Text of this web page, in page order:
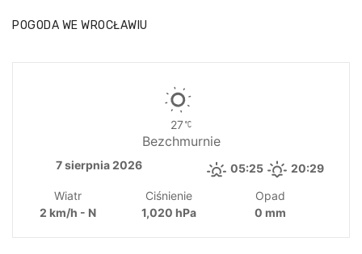
POGODA WE WROCŁAWIU
27
Bezchmurnie
7 sierpnia 2026 05:25 20:29
Wiatr
2 km/h - N
Ciśnienie
1,020 hPa
Opad
0 mm